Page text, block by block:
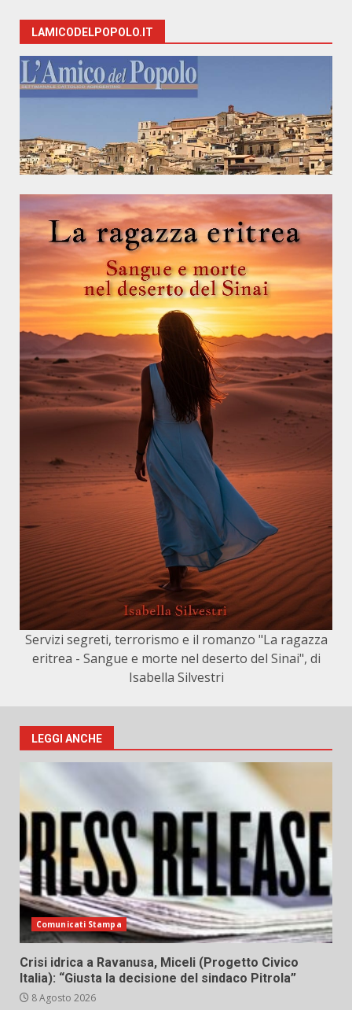
LAMICODELPOPOLO.IT
Servizi segreti, terrorismo e il romanzo "La ragazza
eritrea - Sangue e morte nel deserto del Sinai", di
Isabella Silvestri
LEGGI ANCHE
Comunicati Stampa
Crisi idrica a Ravanusa, Miceli (Progetto Civico
Italia): “Giusta la decisione del sindaco Pitrola”
8 Agosto 2026